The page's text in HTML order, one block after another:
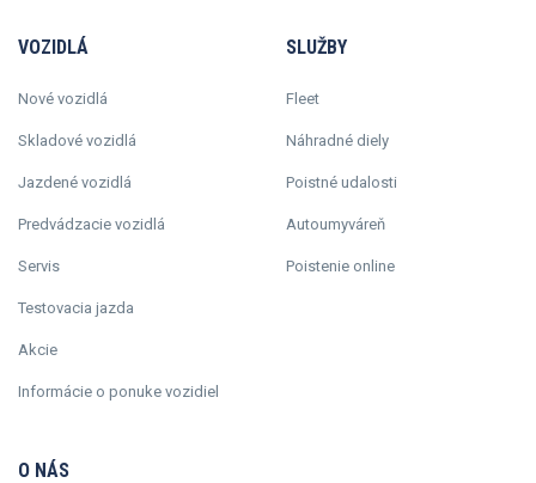
VOZIDLÁ
Nové vozidlá
Skladové vozidlá
Jazdené vozidlá
Predvádzacie vozidlá
Servis
Testovacia jazda
Akcie
Informácie o ponuke vozidiel
SLUŽBY
Fleet
Náhradné diely
Poistné udalosti
Autoumyváreň
Poistenie online
O NÁS